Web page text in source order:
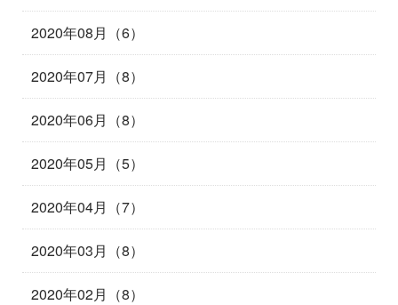
2020年08月（6）
2020年07月（8）
2020年06月（8）
2020年05月（5）
2020年04月（7）
2020年03月（8）
2020年02月（8）